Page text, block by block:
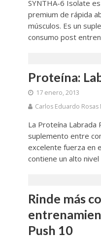
SYNTHA-6 Isolate
premium de rápida
músculos. Es un
consumo post
Proteína:
17 enero, 2013
Carlos Eduardo
La Proteína Labrada
suplemento entre
excelente fuerza en
contiene un alto
Rinde más
Push 10